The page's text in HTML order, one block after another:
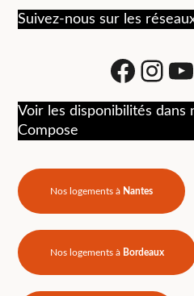
Suivez-nous sur les
Voir les disponibilités dans
Compose
Nos logements à Nantes
Nos logements à Bordeaux